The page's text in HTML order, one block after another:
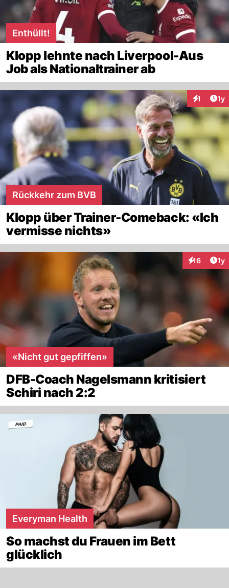
Enthüllt!
Klopp lehnte nach Liverpool-Aus
Job als Nationaltrainer ab
1 1y
Rückkehr zum BVB
Klopp über Trainer-Comeback: «Ich
vermisse nichts»
16 1y
«Nicht gut gepfiffen»
DFB-Coach Nagelsmann kritisiert
Schiri nach 2:2
Everyman Health
So machst du Frauen im Bett
glücklich